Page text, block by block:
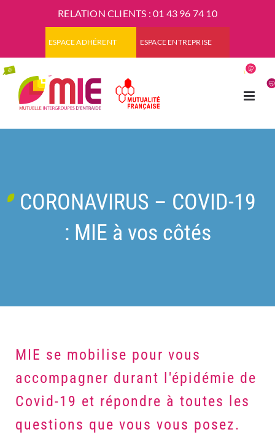
RELATION CLIENTS : 01 43 96 74 10
ESPACE ADHÉRENT ESPACE ENTREPRISE
CORONAVIRUS – COVID-19
: MIE à vos côtés
MIE se mobilise pour vous
accompagner durant l'épidémie de
Covid-19 et répondre à toutes les
questions que vous vous posez.